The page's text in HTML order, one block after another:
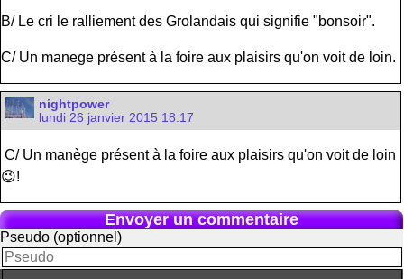
B/ Le cri le ralliement des Grolandais qui signifie "bonsoir".
C/ Un manege présent à la foire aux plaisirs qu'on voit de loin.
nightpower
lundi 26 janvier 2015 18:17
C/ Un manège présent à la foire aux plaisirs qu'on voit de loin
😉!
Envoyer un commentaire
Pseudo (optionnel)